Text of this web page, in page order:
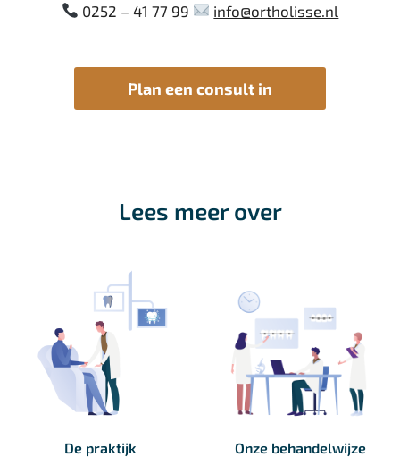
0252 – 41 77 99
info@ortholisse.nl
Plan een consult in
Lees meer over
De praktijk Onze behandelwijze